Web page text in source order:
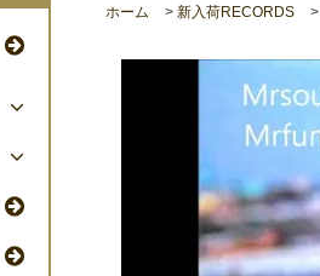
ホーム
> 新入荷RECORDS >